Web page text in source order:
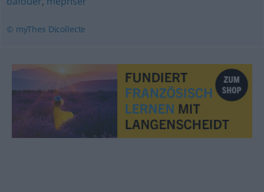
© myThes Dicollecte